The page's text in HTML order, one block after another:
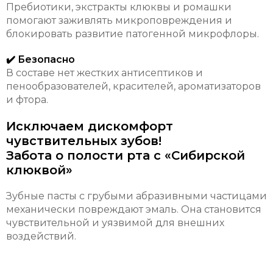
Пребиотики, экстракты клюквы и ромашки
помогают заживлять микроповреждения и
блокировать развитие патогенной микрофлоры.
✔️ Безопасно
В составе нет жестких антисептиков и
пенообразователей, красителей, ароматизаторов
и фтора.
Исключаем дискомфорт
чувствительных зубов!
Забота о полости рта с «Сибирской
клюквой»
Зубные пасты с грубыми абразивными частицами
механически повреждают эмаль. Она становится
чувствительной и уязвимой для внешних
воздействий.